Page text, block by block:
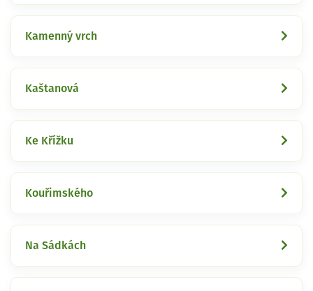
Kamenný vrch
Kaštanová
Ke Křížku
Kouřimského
Na Sádkách